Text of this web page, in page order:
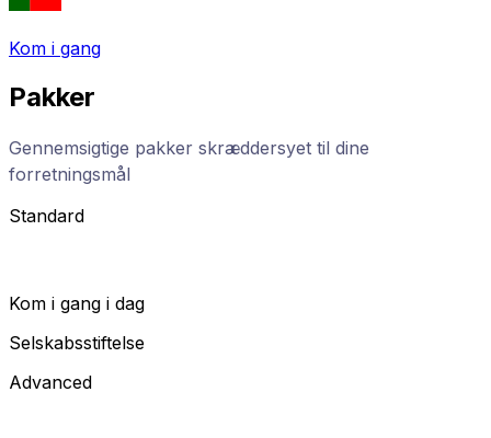
Kom i gang
Pakker
Gennemsigtige pakker skræddersyet til dine
forretningsmål
Standard
Kom i gang i dag
Selskabsstiftelse
Advanced